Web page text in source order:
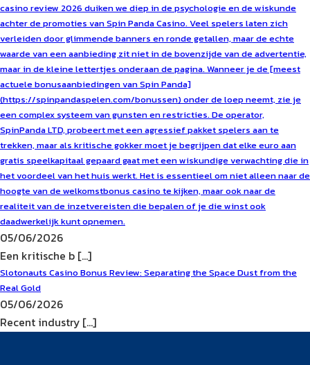
casino review 2026 duiken we diep in de psychologie en de wiskunde
achter de promoties van Spin Panda Casino. Veel spelers laten zich
verleiden door glimmende banners en ronde getallen, maar de echte
waarde van een aanbieding zit niet in de bovenzijde van de advertentie,
maar in de kleine lettertjes onderaan de pagina. Wanneer je de [meest
actuele bonusaanbiedingen van Spin Panda]
(https://spinpandaspelen.com/bonussen) onder de loep neemt, zie je
een complex systeem van gunsten en restricties. De operator,
SpinPanda LTD, probeert met een agressief pakket spelers aan te
trekken, maar als kritische gokker moet je begrijpen dat elke euro aan
gratis speelkapitaal gepaard gaat met een wiskundige verwachting die in
het voordeel van het huis werkt. Het is essentieel om niet alleen naar de
hoogte van de welkomstbonus casino te kijken, maar ook naar de
realiteit van de inzetvereisten die bepalen of je die winst ook
daadwerkelijk kunt opnemen.
05/06/2026
Een kritische b [...]
Slotonauts Casino Bonus Review: Separating the Space Dust from the
Real Gold
05/06/2026
Recent industry [...]